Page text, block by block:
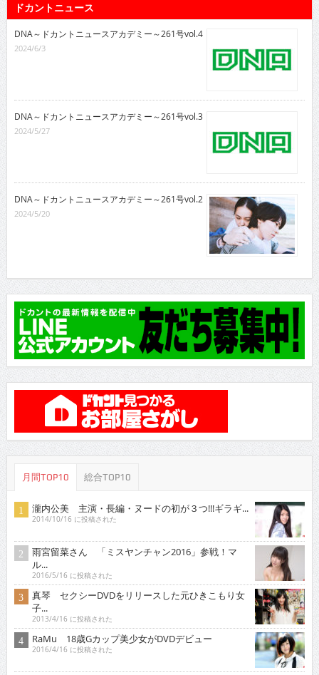
ドカントニュース
DNA～ドカントニュースアカデミー～261号vol.4
2024/6/3
DNA～ドカントニュースアカデミー～261号vol.3
2024/5/27
DNA～ドカントニュースアカデミー～261号vol.2
2024/5/20
月間TOP10 総合TOP10
瀧内公美 主演・長編・ヌードの初が３つ!!!ギラギ...
2014/10/16 に投稿された
雨宮留菜さん 「ミスヤンチャン2016」参戦！マ
ル...
2016/5/16 に投稿された
真琴 セクシーDVDをリリースした元ひきこもり女
子...
2013/4/16 に投稿された
RaMu 18歳Gカップ美少女がDVDデビュー
2016/4/16 に投稿された